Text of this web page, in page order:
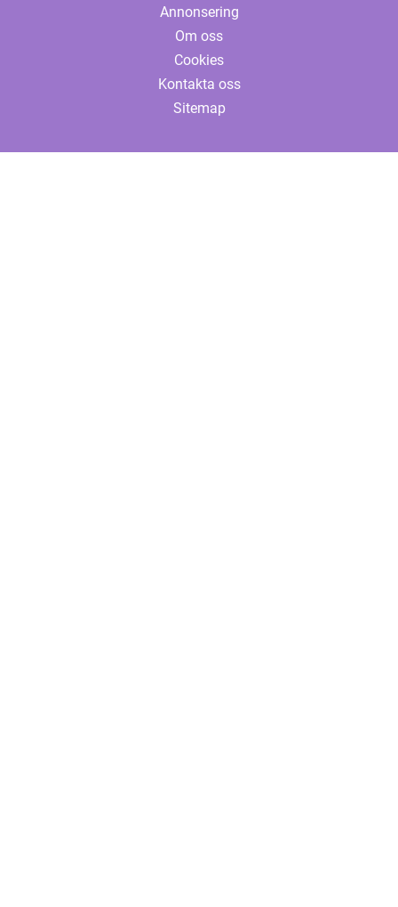
Annonsering
Om oss
Cookies
Kontakta oss
Sitemap